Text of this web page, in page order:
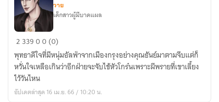
อัลฟ่า
นี้
กลัว
ผี
ขึ้น
วาย
เด็กสาวผู้มีบาดแผล
2 33900 (0)
พุทธาดีใจที่มีหนุ่มอัลฟ่าจากเมืองกรุงอย่างคุณธันย์มาตามจีบแต่ก็
หวั่นใจเหลือเกินว่าอีกฝ่ายจะจับไข้หัวโกร๋นเพราะผีพรายที่เขาเลี้ยง
ไว้วันไหน
อัปเดตล่าสุด 16 เม.ย. 66 / 10:20 น.